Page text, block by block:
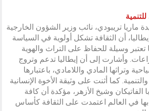
ماريا تريبودي، نائب وزير الشؤون الخارجية
أن الثقافة تشكل أولوية في السياسة
تعتبر وسيلة للحفاظ على التراث والهوية
وأشارت إلى أن إيطاليا تدعم وتروج
وتراثها المادي واللامادي، باعتبارها
كما أثنت على وثيقة الأخوة الإنسانية
الفاتيكان وشيخ الأزهر، مؤكدة أن كافة
في العالم اعتمدت على الثقافة كأساس